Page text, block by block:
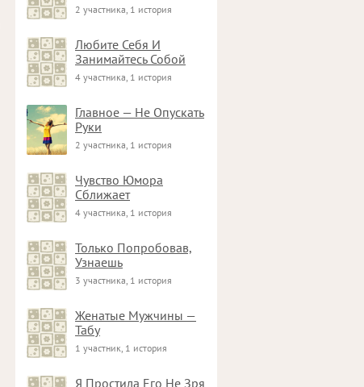
2 участника, 1 история
Любите Себя И
Занимайтесь Собой
4 участника, 1 история
Главное — Не Опускать
Руки
2 участника, 1 история
Чувство Юмора
Сближает
4 участника, 1 история
Только Попробовав,
Узнаешь
3 участника, 1 история
Женатые Мужчины —
Табу
1 участник, 1 история
Я Простила Его Не Зря